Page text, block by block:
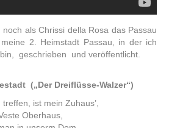
als Chrissi della Rosa das Passau
2. Heimstadt Passau, in der ich
geschrieben und veröffentlicht.
(„Der Dreiflüsse-Walzer“)
ist mein Zuhaus’,
Oberhaus,